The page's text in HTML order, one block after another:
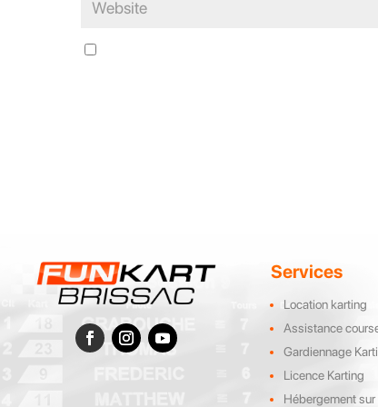
Services
Location karting
Assistance
Gardiennage
Licence Karting
Hébergement